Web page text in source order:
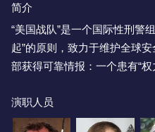
简介
“美国战队”是一个国际性刑警
起”的原则，致力于维护全球
部获得可靠情报：一个患有“
国战队”怀着强烈使命感投入
内部，战队破格吸纳新成员
演职人员